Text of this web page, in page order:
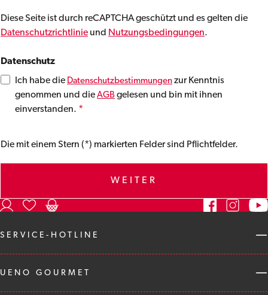
Diese Seite ist durch reCAPTCHA geschützt und es gelten die
Datenschutzrichtlinie und Nutzungsbedingungen.
Datenschutz
Ich habe die Datenschutzbestimmungen zur Kenntnis
genommen und die AGB gelesen und bin mit ihnen
einverstanden. *
Die mit einem Stern (*) markierten Felder sind Pflichtfelder.
WEITER
SERVICE-HOTLINE
UENO GOURMET